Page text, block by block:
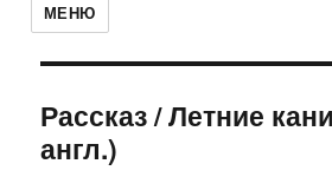
МЕНЮ
Рассказ/Летние
англ.)